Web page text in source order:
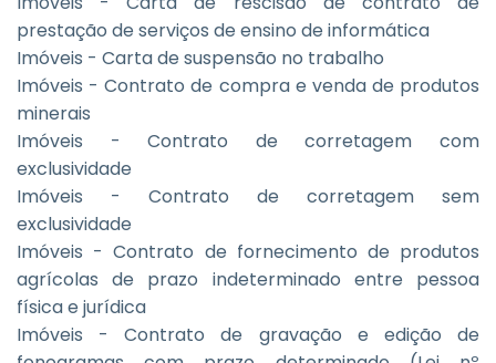
prestação de serviços de ensino de informática
Imóveis - Carta de suspensão no trabalho
Imóveis - Contrato de compra e venda de produtos
minerais
Imóveis - Contrato de corretagem com
exclusividade
Imóveis - Contrato de corretagem sem
exclusividade
Imóveis - Contrato de fornecimento de produtos
agrícolas de prazo indeterminado entre pessoa
física e jurídica
Imóveis - Contrato de gravação e edição de